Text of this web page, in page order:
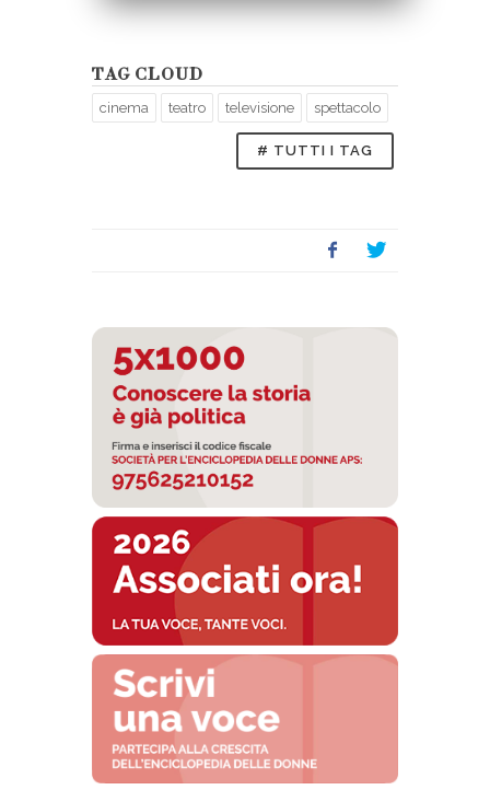
TAG CLOUD
cinema teatro televisione spettacolo
# TUTTI I TAG